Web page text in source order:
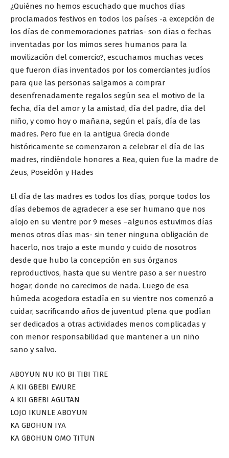
¿Quiénes no hemos escuchado que muchos días
proclamados festivos en todos los países -a excepción de
los días de conmemoraciones patrias- son días o fechas
inventadas por los mimos seres humanos para la
movilización del comercio?, escuchamos muchas veces
que fueron días inventados por los comerciantes judíos
para que las personas salgamos a comprar
desenfrenadamente regalos según sea el motivo de la
fecha, día del amor y la amistad, día del padre, día del
niño, y como hoy o mañana, según el país, día de las
madres. Pero fue en la antigua Grecia donde
históricamente se comenzaron a celebrar el día de las
madres, rindiéndole honores a Rea, quien fue la madre de
Zeus, Poseidón y Hades
El día de las madres es todos los días, porque todos los
días debemos de agradecer a ese ser humano que nos
alojo en su vientre por 9 meses –algunos estuvimos días
menos otros días mas- sin tener ninguna obligación de
hacerlo, nos trajo a este mundo y cuido de nosotros
desde que hubo la concepción en sus órganos
reproductivos, hasta que su vientre paso a ser nuestro
hogar, donde no carecimos de nada. Luego de esa
húmeda acogedora estadía en su vientre nos comenzó a
cuidar, sacrificando años de juventud plena que podían
ser dedicados a otras actividades menos complicadas y
con menor responsabilidad que mantener a un niño
sano y salvo.
ABOYUN NU KO BI TIBI TIRE
A KII GBEBI EWURE
A KII GBEBI AGUTAN
LOJO IKUNLE ABOYUN
KA GBOHUN IYA
KA GBOHUN OMO TITUN